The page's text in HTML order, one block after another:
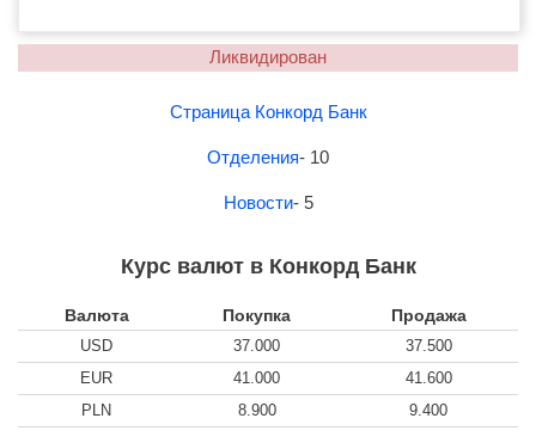
Ликвидирован
Страница Конкорд Банк
Отделения- 10
Новости- 5
Курс валют в Конкорд Банк
Валюта Покупка Продажа
USD 37.000
37.500
EUR
41.000
41.600
PLN
8.900 9.400